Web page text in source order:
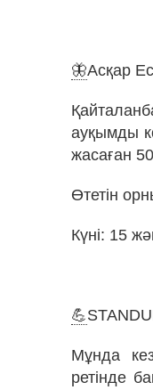
🦋Асқар
ауқымды
жасаған
Өтетін
Күні: 15
💪
Мұнда
ретінде